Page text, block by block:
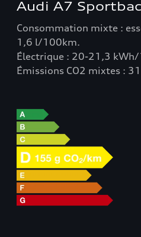
Audi A7
Consommation mixte :
1,6 l/100km.
Électrique : 20-21,3
Émissions CO2 mixtes :